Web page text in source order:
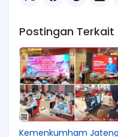
Postingan Terkait
Kemenkumham Jateng